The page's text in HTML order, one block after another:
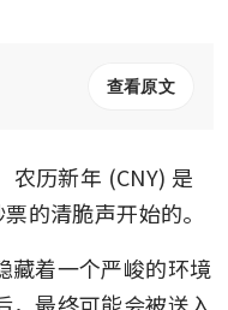
查看原文
农历新年 (CNY) 是
的清脆声开始的。
藏着一个严峻的环境